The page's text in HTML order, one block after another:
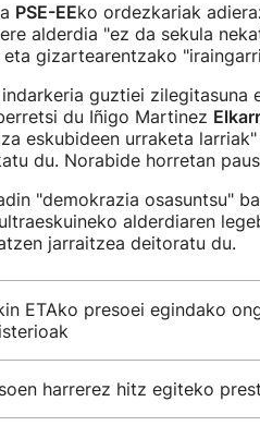
PSE-EEko ordezkariak
alderdia "ez da sekula
gizartearentzako
guztiei
du Iñigo Martinez
eskubideen urraketa
du. Norabide horretan
"demokrazia osasuntsu"
alderdiaren
jarraitzea deitoratu du.
ETAko presoei egindako
harrerez hitz egiteko